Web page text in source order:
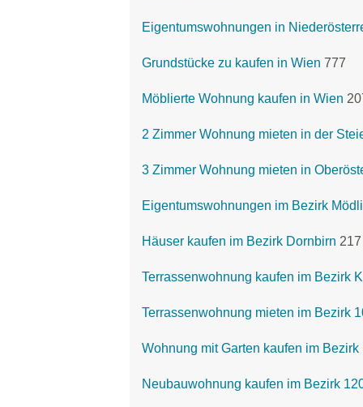
Eigentumswohnungen in
Grundstücke zu kaufen in Wien 777
Möblierte Wohnung kaufen in Wien
2 Zimmer Wohnung mieten in der
3 Zimmer Wohnung mieten in
Eigentumswohnungen im Bezirk
Häuser kaufen im Bezirk Dornbirn 217
Terrassenwohnung kaufen im Bezirk
Terrassenwohnung mieten im Bezirk
Wohnung mit Garten kaufen im
Neubauwohnung kaufen im Bezirk